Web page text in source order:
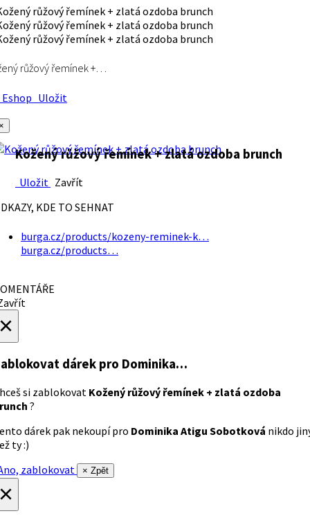
růžový řemínek +…
Uložit
Kožený růžový řemínek + zlatá ozdoba brunch
Uložit Zavřít
KDE TO SEHNAT
burga.cz/products/kozeny-reminek-k…
burga.cz/products…
dárek pro Dominika…
si zablokovat Kožený růžový řemínek + zlatá ozdoba
?
dárek pak nekoupí pro Dominika Atigu Sobotková nikdo
ty :)
zablokovat
× Zpět